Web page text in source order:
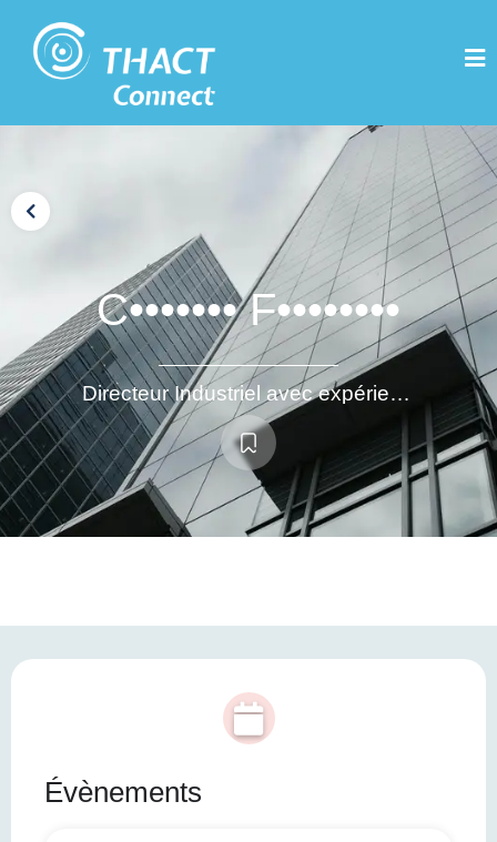
C••••••• F••••••••
Directeur Industriel avec expérience internationale
Évènements